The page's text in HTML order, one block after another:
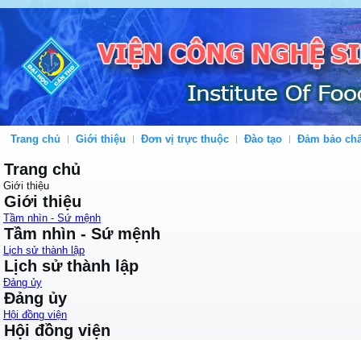
Trang chủ Giới thiệu Đơn vị trực thuộc Đào tạo Đảm bảo
Trang chủ
Giới thiệu
Giới thiệu
Tầm nhìn - Sứ mệnh
Tầm nhìn - Sứ mệnh
Lịch sử thành lập
Lịch sử thành lập
Đảng ủy
Đảng ủy
Hội đồng viện
Hội đồng viện